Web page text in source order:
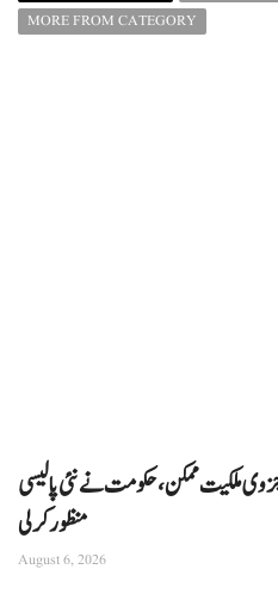
MORE FROM CATEGORY
ملکیت ممکن، حکومت نے نئی پالیسی
منظور کرلی
August 6, 2026